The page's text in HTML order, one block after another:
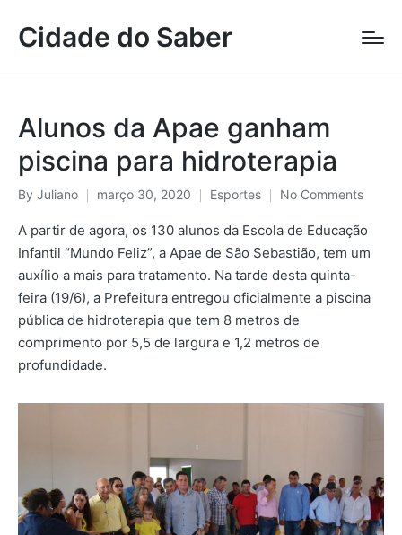
Cidade do Saber
Alunos da Apae ganham
piscina para hidroterapia
Posted
By Juliano março 30, 2020
Posted
in
Esportes No Comments
A partir de agora, os 130 alunos da Escola de Educação
Infantil “Mundo Feliz”, a Apae de São Sebastião, tem um
auxílio a mais para tratamento. Na tarde desta quinta-
feira (19/6), a Prefeitura entregou oficialmente a piscina
pública de hidroterapia que tem 8 metros de
comprimento por 5,5 de largura e 1,2 metros de
profundidade.